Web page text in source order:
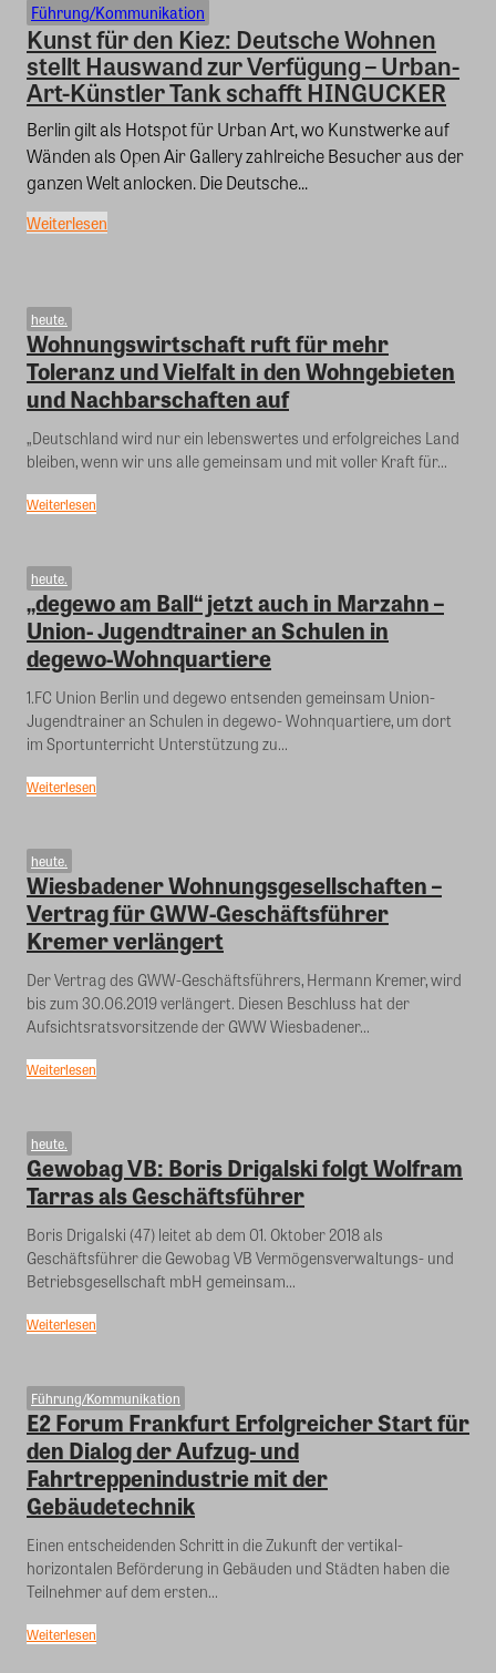
Führung/Kommunikation
Kunst für den Kiez: Deutsche Wohnen
stellt Hauswand zur Verfügung – Urban-
Art-Künstler Tank schafft HINGUCKER
Berlin gilt als Hotspot für Urban Art, wo Kunstwerke auf
Wänden als Open Air Gallery zahlreiche Besucher aus der
ganzen Welt anlocken. Die Deutsche...
Weiterlesen
heute.
Wohnungswirtschaft ruft für mehr
Toleranz und Vielfalt in den Wohngebieten
und Nachbarschaften auf
„Deutschland wird nur ein lebenswertes und erfolgreiches Land
bleiben, wenn wir uns alle gemeinsam und mit voller Kraft für...
Weiterlesen
heute.
„degewo am Ball“ jetzt auch in Marzahn –
Union- Jugendtrainer an Schulen in
degewo-Wohnquartiere
1.FC Union Berlin und degewo entsenden gemeinsam Union-
Jugendtrainer an Schulen in degewo- Wohnquartiere, um dort
im Sportunterricht Unterstützung zu...
Weiterlesen
heute.
Wiesbadener Wohnungsgesellschaften –
Vertrag für GWW-Geschäftsführer
Kremer verlängert
Der Vertrag des GWW-Geschäftsführers, Hermann Kremer, wird
bis zum 30.06.2019 verlängert. Diesen Beschluss hat der
Aufsichtsratsvorsitzende der GWW Wiesbadener...
Weiterlesen
heute.
Gewobag VB: Boris Drigalski folgt Wolfram
Tarras als Geschäftsführer
Boris Drigalski (47) leitet ab dem 01. Oktober 2018 als
Geschäftsführer die Gewobag VB Vermögensverwaltungs- und
Betriebsgesellschaft mbH gemeinsam...
Weiterlesen
Führung/Kommunikation
E2 Forum Frankfurt Erfolgreicher Start für
den Dialog der Aufzug- und
Fahrtreppenindustrie mit der
Gebäudetechnik
Einen entscheidenden Schritt in die Zukunft der vertikal-
horizontalen Beförderung in Gebäuden und Städten haben die
Teilnehmer auf dem ersten...
Weiterlesen